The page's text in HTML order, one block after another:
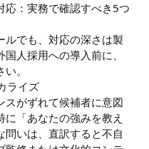
応：実務で確認すべき5つ
ルでも、対応の深さは製
人採用への導入前に、
。
ライズ
スがずれて候補者に意図
「あなたの強みを教え
いは、直訳すると不自